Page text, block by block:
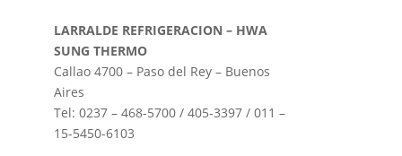
LARRALDE REFRIGERACION – HWA
SUNG THERMO
Callao 4700 – Paso del Rey – Buenos
Aires
Tel: 0237 – 468-5700 / 405-3397 / 011 –
15-5450-6103